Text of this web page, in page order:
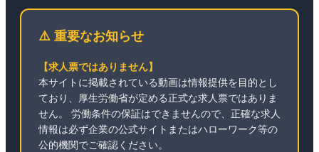
⚠️ 重要なお知らせ
【求人票ではありません】
本サイトに掲載されている動画は情報提供を目的とし
ており、厚生労働省が定める正式な求人票ではありま
せん。 労働条件の保証はできませんので、正確な求人
情報は必ず企業の公式サイトまたはハローワーク等の
公的機関でご確認ください。